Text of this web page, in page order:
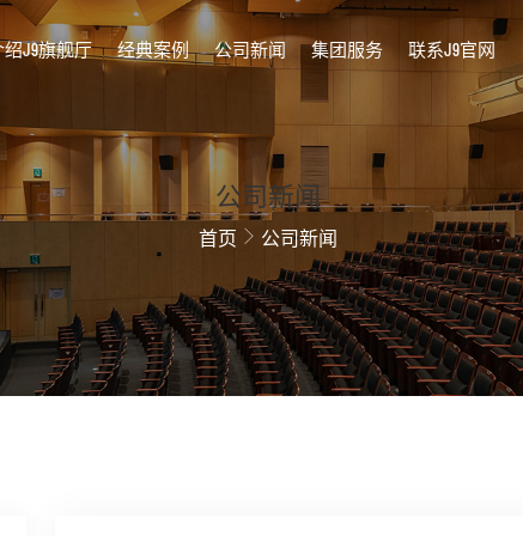
绍J9旗舰厅 经典案例 公司新闻 集团服务 联系J9官网
公司新闻
首页 公司新闻